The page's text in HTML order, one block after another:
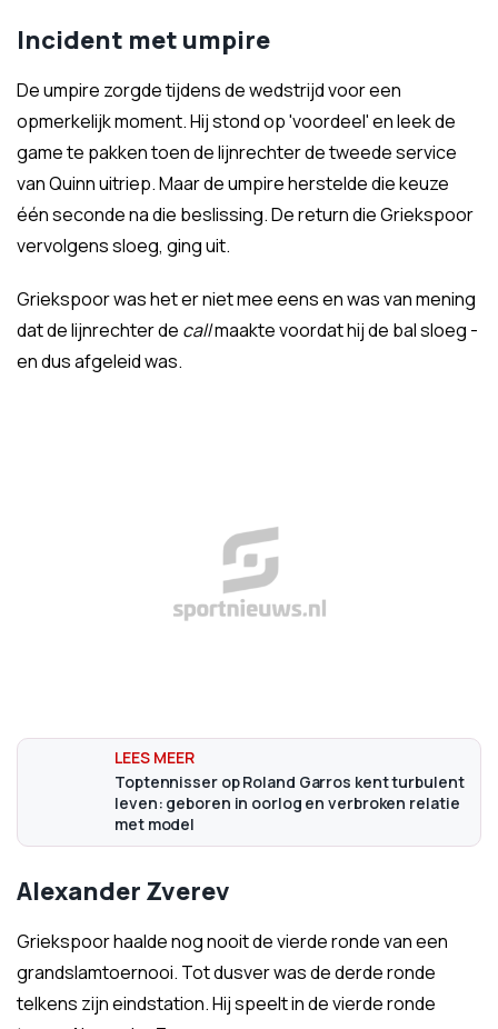
Incident met umpire
De umpire zorgde tijdens de wedstrijd voor een
opmerkelijk moment. Hij stond op 'voordeel' en leek de
game te pakken toen de lijnrechter de tweede service
van Quinn uitriep. Maar de umpire herstelde die keuze
één seconde na die beslissing. De return die Griekspoor
vervolgens sloeg, ging uit.
Griekspoor was het er niet mee eens en was van mening
dat de lijnrechter de callmaakte voordat hij de bal sloeg -
en dus afgeleid was.
Toptennisser op Roland Garros kent turbulent
leven: geboren in oorlog en verbroken relatie
met model
Alexander Zverev
Griekspoor haalde nog nooit de vierde ronde van een
grandslamtoernooi. Tot dusver was de derde ronde
telkens zijn eindstation. Hij speelt in de vierde ronde